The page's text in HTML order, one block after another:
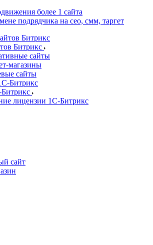
более 1 сайта
подрядчика на сео, смм, таргет
Битрикс
сайты
магазины
сайты
лицензии 1С-Битрикс
сайт